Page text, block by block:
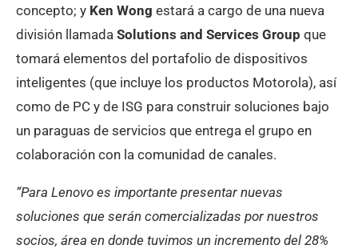
concepto; y Ken Wong estará a cargo de una nueva
división llamada Solutions and Services Group que
tomará elementos del portafolio de dispositivos
inteligentes (que incluye los productos Motorola), así
como de PC y de ISG para construir soluciones bajo
un paraguas de servicios que entrega el grupo en
colaboración con la comunidad de canales.
“Para Lenovo es importante presentar nuevas
soluciones que serán comercializadas por nuestros
socios, área en donde tuvimos un incremento del 28%